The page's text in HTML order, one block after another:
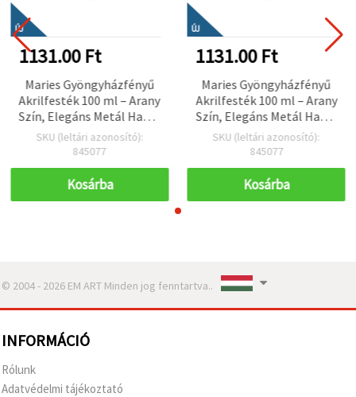
ÚJ
1131.00 Ft
Maries Gyöngyházfényű
Akrilfesték 100 ml – Arany
Szín, Elegáns Metál Hatás
Dekorációhoz, Hobbi
Kreatív Kézműves és DIY
SKU (leltári azonosító):
845077
Kosárba
ÚJ
1131.00 Ft
Maries Gyöngyházfényű
Akrilfesték 100 ml – Arany
Szín, Elegáns Metál Hatás
Dekorációhoz, Hobbi
Kreatív Kézműves és DIY
SKU (leltári azonosító):
845077
Kosárba
© 2004 - 2026 EM ART Minden jog fenntartva..
INFORMÁCIÓ
Rólunk
Adatvédelmi tájékoztató